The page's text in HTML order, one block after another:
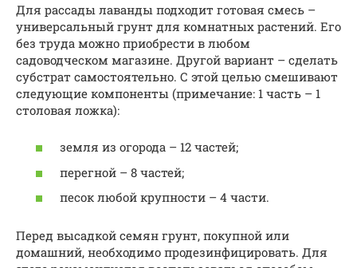
Для рассады лаванды подходит готовая смесь –
универсальный грунт для комнатных растений. Его
без труда можно приобрести в любом
садоводческом магазине. Другой вариант – сделать
субстрат самостоятельно. С этой целью смешивают
следующие компоненты (примечание: 1 часть – 1
столовая ложка):
земля из огорода – 12 частей;
перегной – 8 частей;
песок любой крупности – 4 части.
Перед высадкой семян грунт, покупной или
домашний, необходимо продезинфицировать. Для